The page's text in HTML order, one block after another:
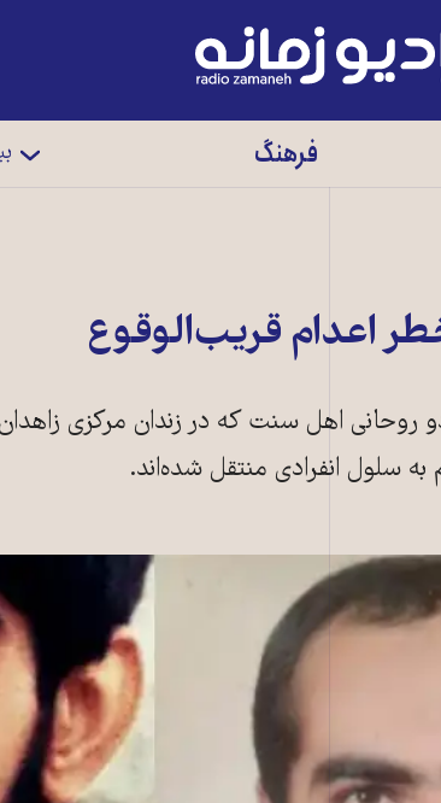
فرهنگ
اعدام قریب‌الوقوع
روحانی اهل ‌سنت که در زندان مرکزی
سلول انفرادی منتقل شده‌اند.